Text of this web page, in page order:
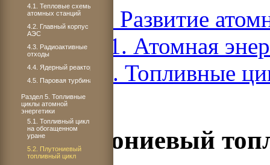
Книга 4. Развитие
ЧАСТЬ 1. Атомная
Раздел 5. Топливные
5.2. Плутониевый
4.1. Тепловые схемы
атомных станций
4.2. Главный корпус
АЭС
4.3. Радиоактивные
отходы
4.4. Ядерный реактор
4.5. Паровая турбина
Раздел 5. Топливные
циклы атомной
энергетики
5.1. Топливный цикл
на обогащенном
уране
5.2. Плутониевый
топливный цикл